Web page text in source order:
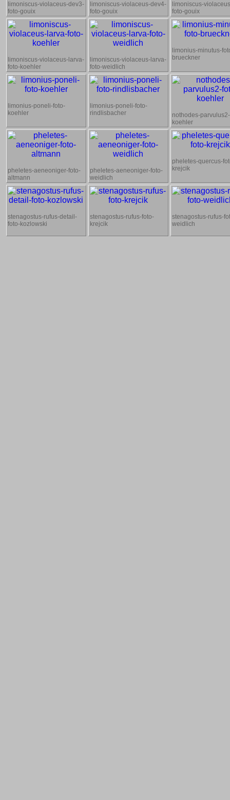
limoniscus-violaceus-dev3-
foto-gouix
limoniscus-violaceus-dev4-
foto-gouix
limoniscus-
foto-gouix
limoniscus-violaceus-larva-
foto-koehler
limoniscus-violaceus-larva-
foto-weidlich
limonius-minutus-
brueckner
limonius-poneli-foto-
koehler
limonius-poneli-foto-
rindlisbacher
nothodes-
koehler
pheletes-aeneoniger-foto-
altmann
pheletes-aeneoniger-foto-
weidlich
pheletes-quercus-
krejcik
stenagostus-rufus-detail-
foto-kozlowski
stenagostus-rufus-foto-
krejcik
stenagostus-rufus-
weidlich